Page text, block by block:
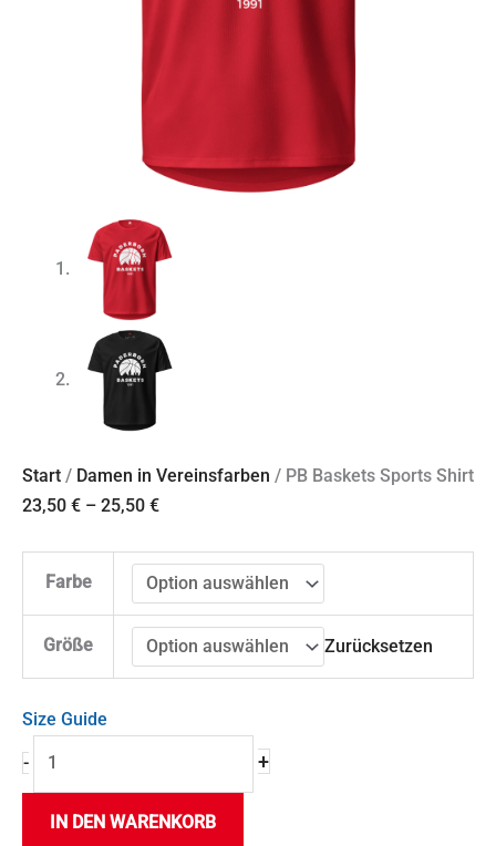
Start / Damen in Vereinsfarben / PB Baskets Sports Shirt
23,50 € – 25,50 €
Farbe
Größe Zurücksetzen
Size Guide
- +
IN DEN WARENKORB